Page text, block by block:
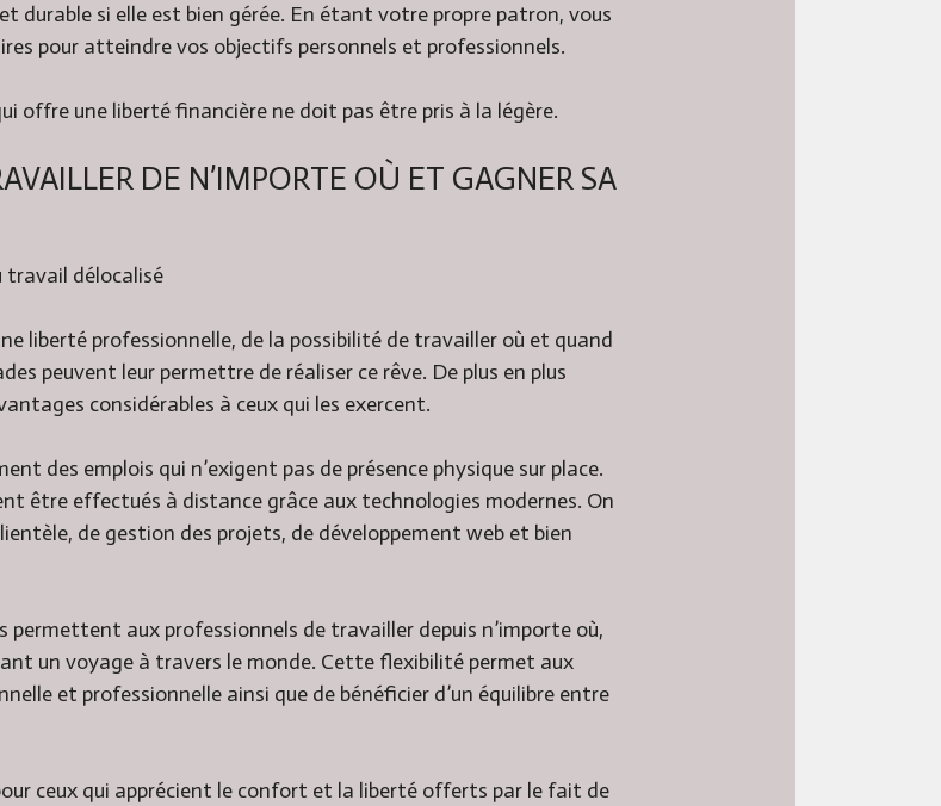
durable si elle est bien gérée. En étant votre propre patron, vous
pour atteindre vos objectifs personnels et professionnels.
offre une liberté financière ne doit pas être pris à la légère.
DE N’IMPORTE OÙ ET GAGNER SA
travail délocalisé
liberté professionnelle, de la possibilité de travailler où et quand
peuvent leur permettre de réaliser ce rêve. De plus en plus
considérables à ceux qui les exercent.
des emplois qui n’exigent pas de présence physique sur place.
être effectués à distance grâce aux technologies modernes. On
de gestion des projets, de développement web et bien
permettent aux professionnels de travailler depuis n’importe où,
un voyage à travers le monde. Cette flexibilité permet aux
et professionnelle ainsi que de bénéficier d’un équilibre entre
ceux qui apprécient le confort et la liberté offerts par le fait de